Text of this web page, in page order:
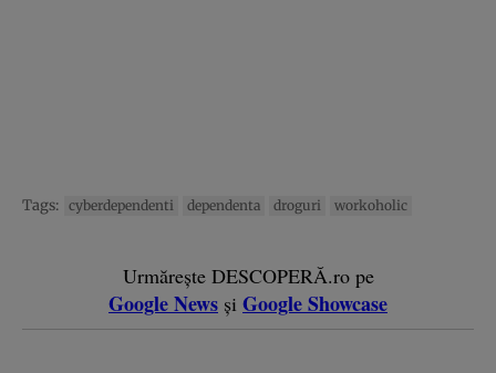
Tags: cyberdependenti dependenta droguri workoholic
Urmărește DESCOPERĂ.ro pe
Google News și Google Showcase